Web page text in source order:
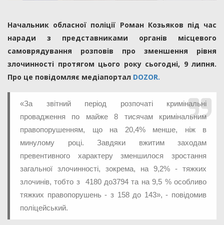
Начальник обласної поліції Роман Козьяков під час
наради з представниками органів місцевого
самоврядування розповів про зменшення рівня
злочинності протягом цього року сьогодні, 9 липня.
Про це повідомляє медіапортал DOZOR.
«За звітний період розпочаті кримінальні
провадження по майже 8 тисячам кримінальним
правопорушенням, що на 20,4% менше, ніж в
минулому році. Завдяки вжитим заходам
превентивного характеру зменшилося зростання
загальної злочинності, зокрема, на 9,2% - тяжких
злочинів, тобто з 4180 до3794 та на 9,5 % особливо
тяжких правопорушень - з 158 до 143», - повідомив
поліцейський.